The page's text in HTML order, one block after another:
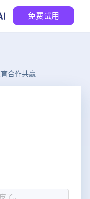
免费试用
合作共赢